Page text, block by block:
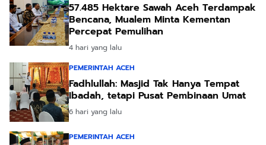
57.485 Hektare Sawah Aceh Terdampak
Bencana, Mualem Minta Kementan
Percepat Pemulihan
4 hari yang lalu
PEMERINTAH ACEH
Fadhlullah: Masjid Tak Hanya Tempat
Ibadah, tetapi Pusat Pembinaan Umat
6 hari yang lalu
PEMERINTAH ACEH